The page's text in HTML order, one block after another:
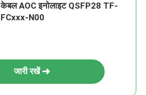
केबल AOC इनोलाइट QSFP28 TF-
FCxxx-N00
जारी रखें